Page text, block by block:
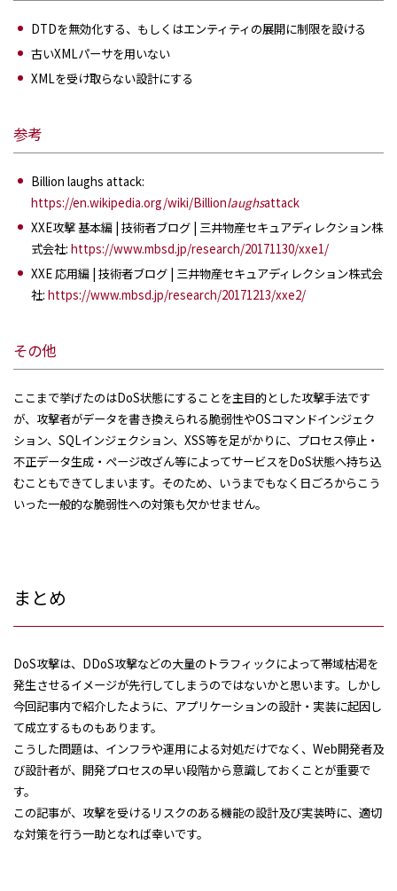
DTDを無効化する、もしくはエンティティの展開に制限を設ける
古いXMLパーサを用いない
XMLを受け取らない設計にする
参考
Billion laughs attack:
https://en.wikipedia.org/wiki/Billionlaughsattack
XXE攻撃 基本編 | 技術者ブログ | 三井物産セキュアディレクション株
式会社: https://www.mbsd.jp/research/20171130/xxe1/
XXE 応用編 | 技術者ブログ | 三井物産セキュアディレクション株式会
社: https://www.mbsd.jp/research/20171213/xxe2/
その他
ここまで挙げたのはDoS状態にすることを主目的とした攻撃手法です
が、攻撃者がデータを書き換えられる脆弱性やOSコマンドインジェク
ション、SQLインジェクション、XSS等を足がかりに、プロセス停止・
不正データ生成・ページ改ざん等によってサービスをDoS状態へ持ち込
むこともできてしまいます。そのため、いうまでもなく日ごろからこう
いった一般的な脆弱性への対策も欠かせません。
まとめ
DoS攻撃は、DDoS攻撃などの大量のトラフィックによって帯域枯渇を
発生させるイメージが先行してしまうのではないかと思います。しかし
今回記事内で紹介したように、アプリケーションの設計・実装に起因し
て成立するものもあります。
こうした問題は、インフラや運用による対処だけでなく、Web開発者及
び設計者が、開発プロセスの早い段階から意識しておくことが重要で
す。
この記事が、攻撃を受けるリスクのある機能の設計及び実装時に、適切
な対策を行う一助となれば幸いです。